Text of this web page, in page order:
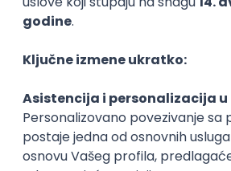
11.08.2026.
Oglas dostupan i osobama sa
CISCO
IPS Junior
KATEGORIJA
TEHNOLOGIJA
POSLODAVAC
GRAD